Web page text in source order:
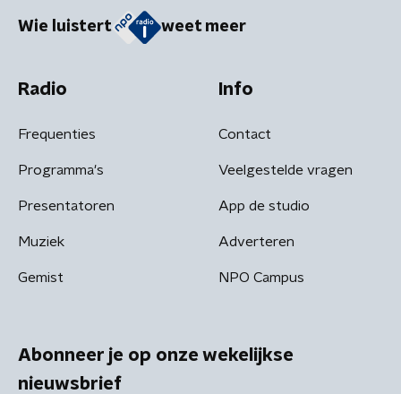
Wie luistert weet meer
Radio
Frequenties
Programma's
Presentatoren
Muziek
Gemist
Info
Contact
Veelgestelde vragen
App de studio
Adverteren
NPO Campus
Abonneer je op onze wekelijkse
nieuwsbrief